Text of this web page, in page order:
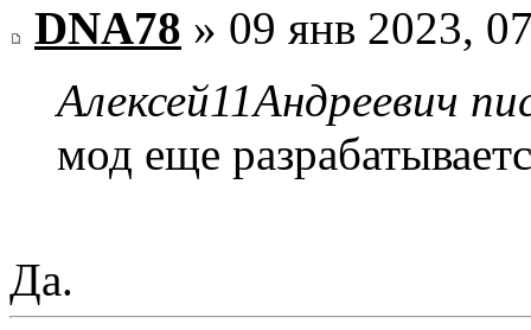
DNA78 » 09 янв 2023,
Алексей11Андреевич
мод еще
Да.